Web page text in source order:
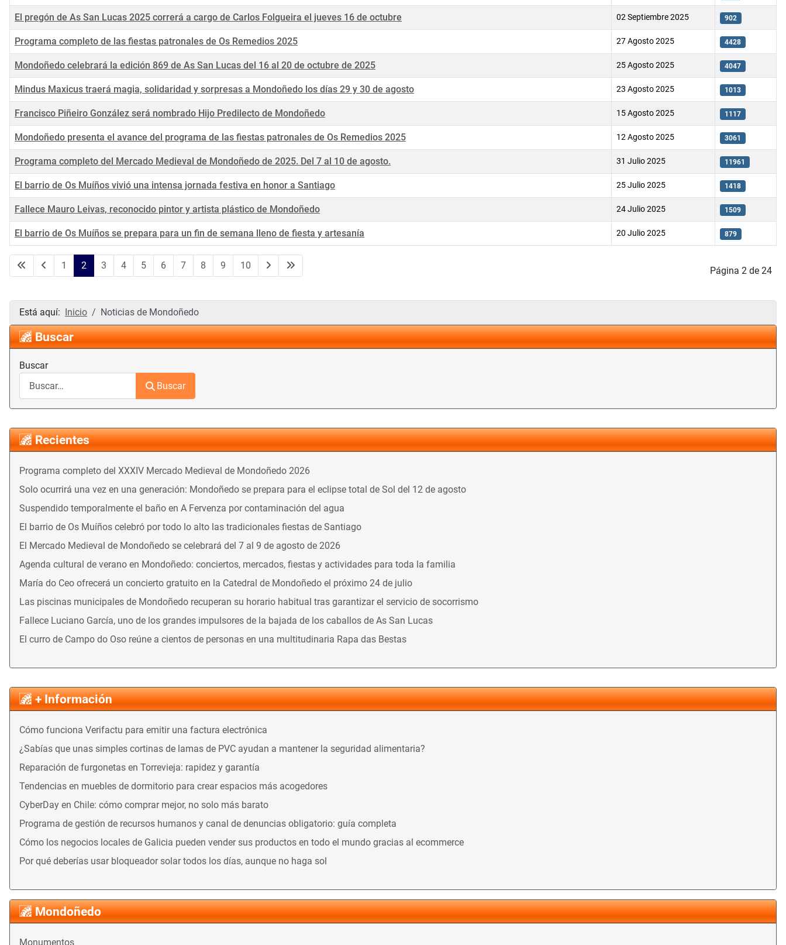
Mondoñedo
Monumentos
Artículos
El pregón de As San Lucas 2025 correrá a cargo de Carlos Folgueira el jueves 16 de octubre 02 Septiembre 2025 902
Programa completo de las fiestas patronales de Os Remedios 2025 27 Agosto 2025 4428
Mondoñedo celebrará la edición 869 de As San Lucas del 16 al 20 de octubre de 2025 25 Agosto 2025 4047
Mindus Maxicus traerá magia, solidaridad y sorpresas a Mondoñedo los días 29 y 30 de agosto 23 Agosto 2025 1013
Francisco Piñeiro González será nombrado Hijo Predilecto de Mondoñedo 15 Agosto 2025 1117
Mondoñedo presenta el avance del programa de las fiestas patronales de Os Remedios 2025 12 Agosto 2025 3061
Programa completo del Mercado Medieval de Mondoñedo de 2025. Del 7 al 10 de agosto. 31 Julio 2025 11961
El barrio de Os Muíños vivió una intensa jornada festiva en honor a Santiago 25 Julio 2025 1418
Fallece Mauro Leivas, reconocido pintor y artista plástico de Mondoñedo 24 Julio 2025 1509
El barrio de Os Muíños se prepara para un fin de semana lleno de fiesta y artesanía 20 Julio 2025 879
Página 2 de 24
1 2 3 4 5 6 7 8 9 10
Está aquí: Inicio Noticias de Mondoñedo
Buscar
Buscar
Buscar
Recientes
Programa completo del XXXIV Mercado Medieval de Mondoñedo 2026
Solo ocurrirá una vez en una generación: Mondoñedo se prepara para el eclipse total de Sol del 12 de agosto
Suspendido temporalmente el baño en A Fervenza por contaminación del agua
El barrio de Os Muíños celebró por todo lo alto las tradicionales fiestas de Santiago
El Mercado Medieval de Mondoñedo se celebrará del 7 al 9 de agosto de 2026
Agenda cultural de verano en Mondoñedo: conciertos, mercados, fiestas y actividades para toda la familia
María do Ceo ofrecerá un concierto gratuito en la Catedral de Mondoñedo el próximo 24 de julio
Las piscinas municipales de Mondoñedo recuperan su horario habitual tras garantizar el servicio de socorrismo
Fallece Luciano García, uno de los grandes impulsores de la bajada de los caballos de As San Lucas
El curro de Campo do Oso reúne a cientos de personas en una multitudinaria Rapa das Bestas
+ Información
Cómo funciona Verifactu para emitir una factura electrónica
¿Sabías que unas simples cortinas de lamas de PVC ayudan a mantener la seguridad alimentaria?
Reparación de furgonetas en Torrevieja: rapidez y garantía
Tendencias en muebles de dormitorio para crear espacios más acogedores
CyberDay en Chile: cómo comprar mejor, no solo más barato
Programa de gestión de recursos humanos y canal de denuncias obligatorio: guía completa
Cómo los negocios locales de Galicia pueden vender sus productos en todo el mundo gracias al ecommerce
Por qué deberías usar bloqueador solar todos los días, aunque no haga sol